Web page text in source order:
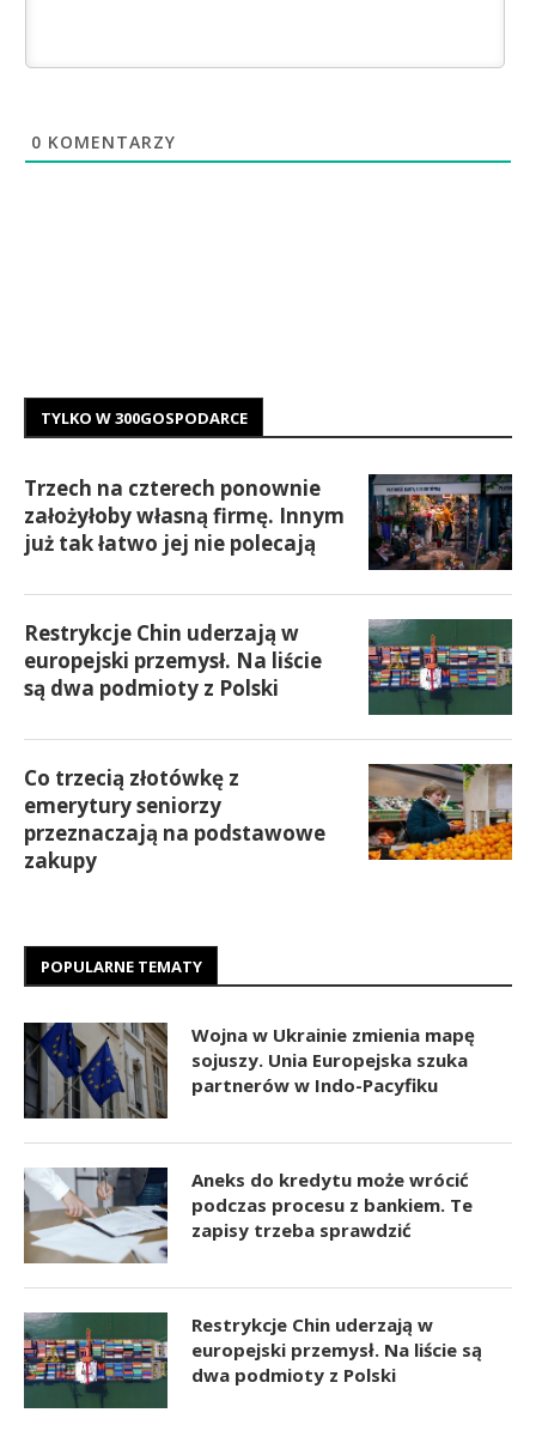
0 KOMENTARZY
TYLKO W 300GOSPODARCE
Trzech na czterech ponownie
założyłoby własną firmę. Innym
już tak łatwo jej nie polecają
Restrykcje Chin uderzają w
europejski przemysł. Na liście
są dwa podmioty z Polski
Co trzecią złotówkę z
emerytury seniorzy
przeznaczają na podstawowe
zakupy
POPULARNE TEMATY
Wojna w Ukrainie zmienia mapę
sojuszy. Unia Europejska szuka
partnerów w Indo-Pacyfiku
Aneks do kredytu może wrócić
podczas procesu z bankiem. Te
zapisy trzeba sprawdzić
Restrykcje Chin uderzają w
europejski przemysł. Na liście są
dwa podmioty z Polski